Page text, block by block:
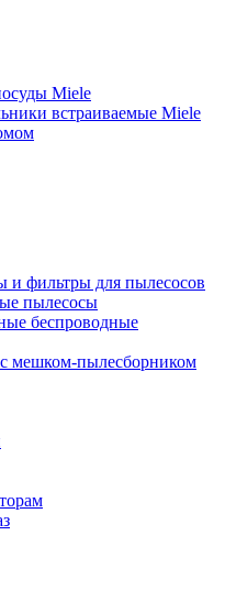
Miele
встраиваемые Miele
и фильтры для пылесосов
пылесосы
беспроводные
мешком-пылесборником